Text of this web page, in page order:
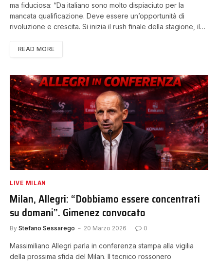
ma fiduciosa: “Da italiano sono molto dispiaciuto per la
mancata qualificazione. Deve essere un’opportunità di
rivoluzione e crescita. Si inizia il rush finale della stagione, il…
READ MORE
LIVE MILAN
Milan, Allegri: “Dobbiamo essere concentrati
su domani”. Gimenez convocato
By Stefano Sessarego 20 Marzo 2026 0
Massimiliano Allegri parla in conferenza stampa alla vigilia
della prossima sfida del Milan. Il tecnico rossonero